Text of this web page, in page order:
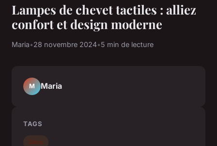
Lampes de chevet tactiles : alliez
confort et design moderne
Maria•28 novembre 2024•5 min de lecture
M Maria
TAGS
Déco